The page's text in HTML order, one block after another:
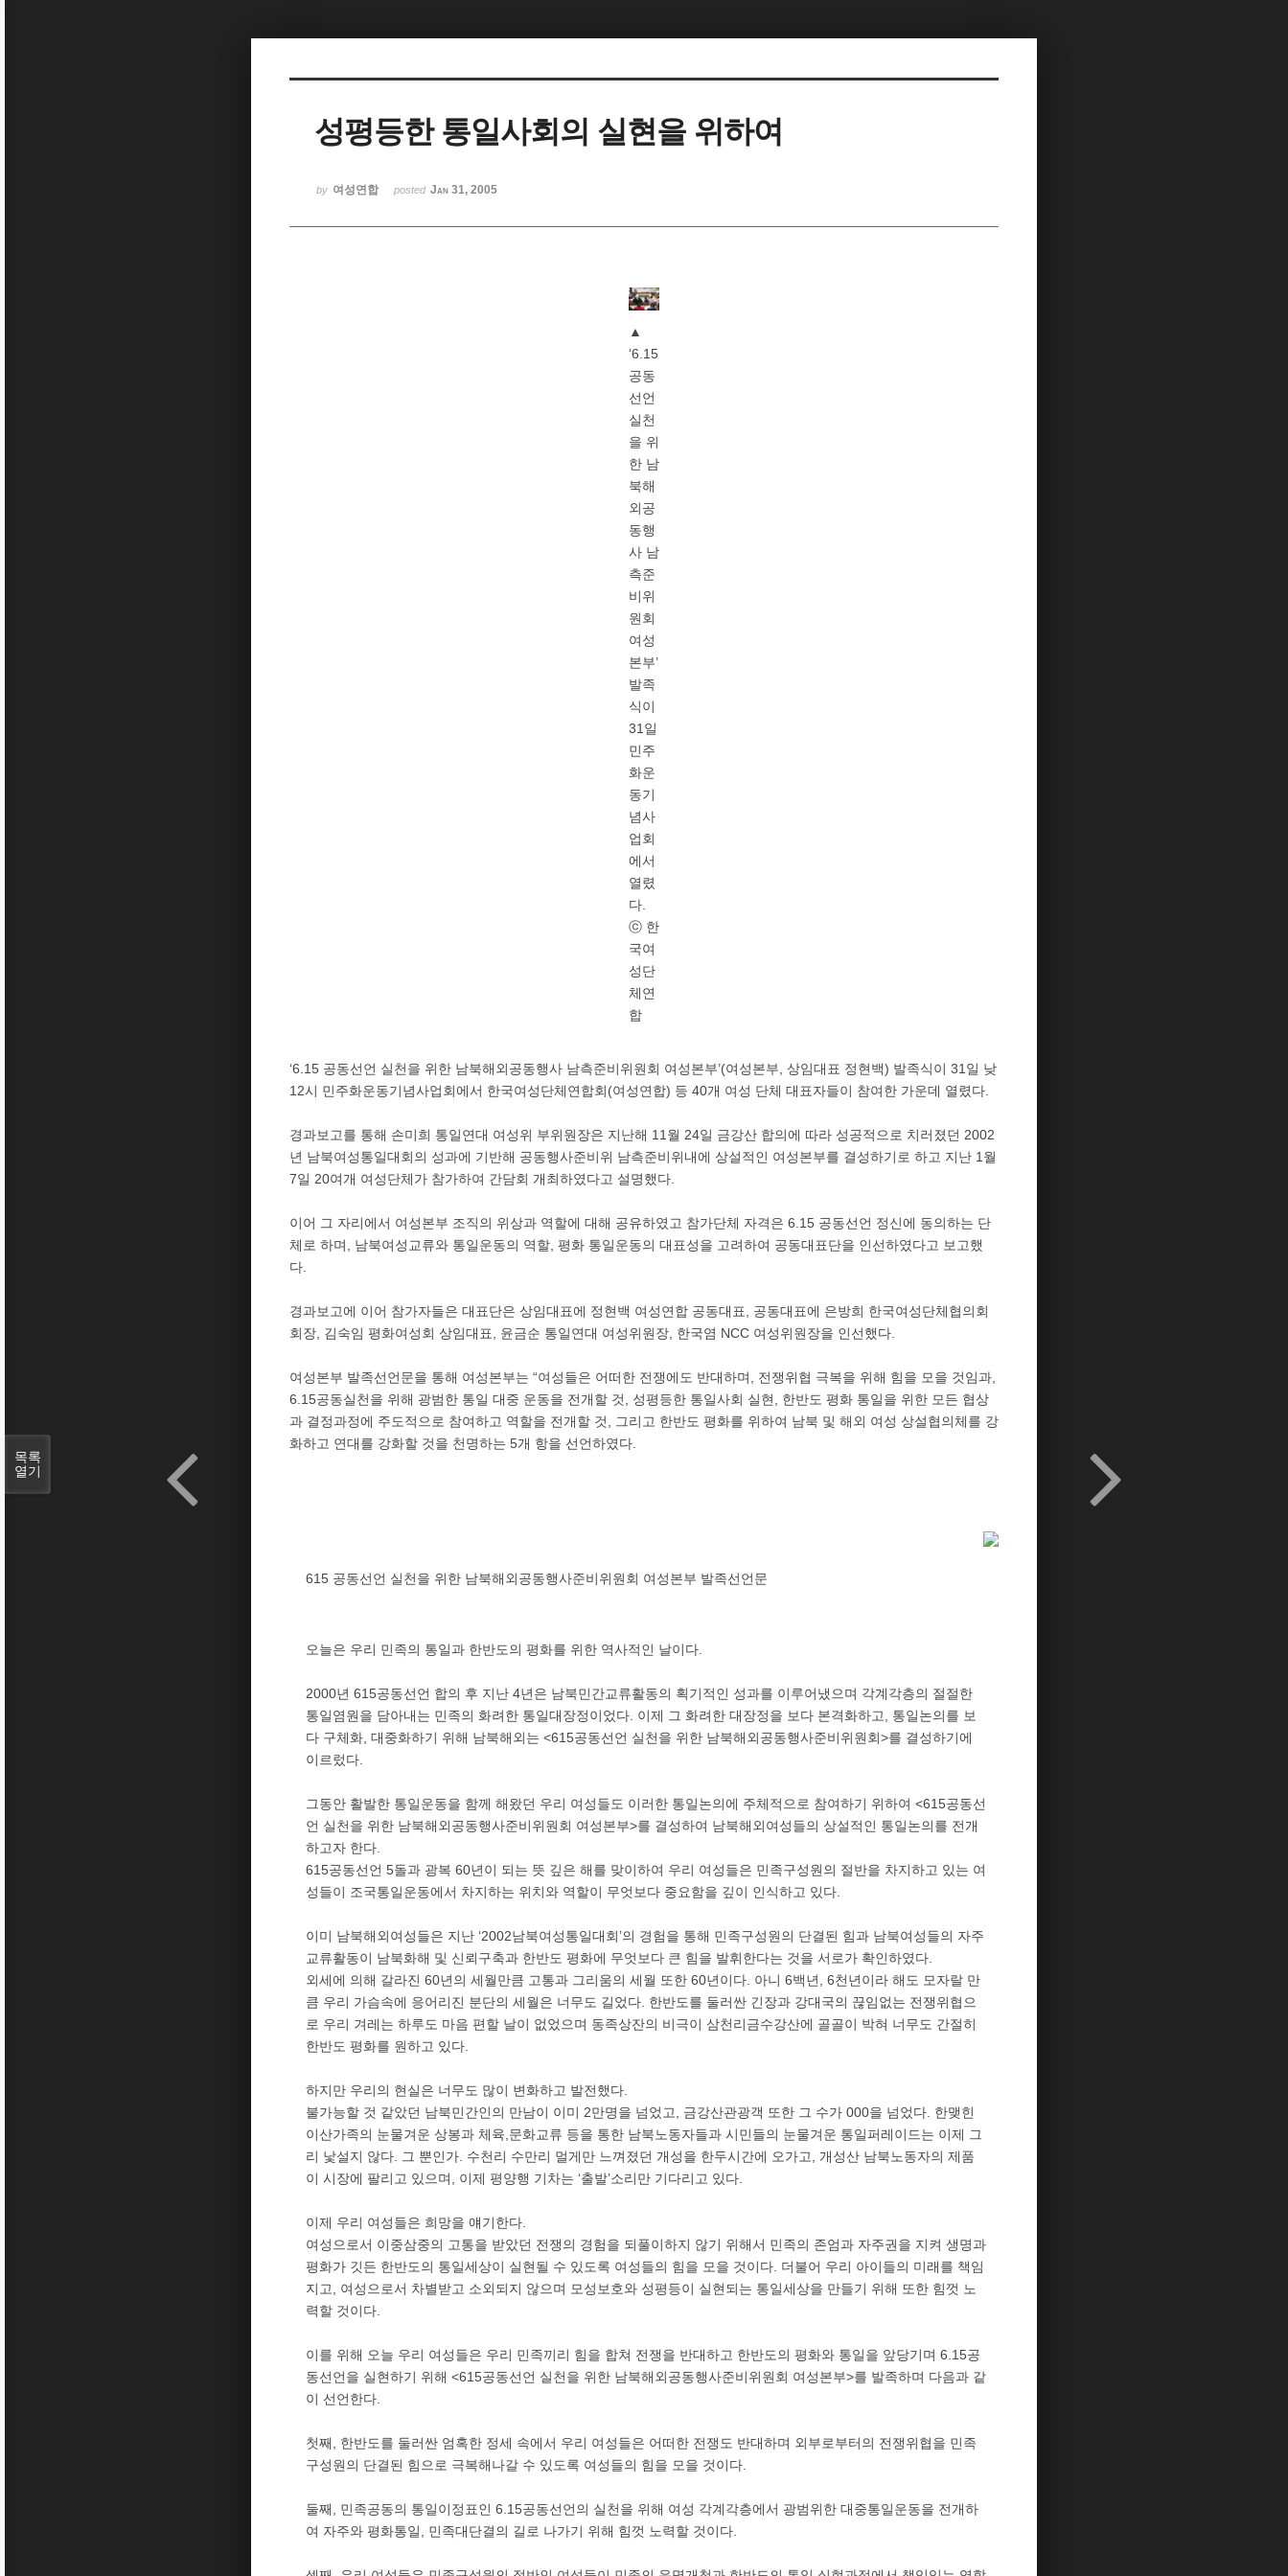
성평등한 통일사회의 실현을 위하여
by 여성연합 posted Jan 31, 2005
▲
‘6.15
공동
선언
실천
을 위
한 남
북해
외공
동행
사 남
측준
비위
원회
여성
본부’
발족
식이
31일
민주
화운
동기
념사
업회
에서
열렸
다.
ⓒ 한
국여
성단
체연
합
‘6.15 공동선언 실천을 위한 남북해외공동행사 남측준비위원회 여성본부’(여성본부, 상임대표 정현백) 발족식이 31일 낮
12시 민주화운동기념사업회에서 한국여성단체연합회(여성연합) 등 40개 여성 단체 대표자들이 참여한 가운데 열렸다.
경과보고를 통해 손미희 통일연대 여성위 부위원장은 지난해 11월 24일 금강산 합의에 따라 성공적으로 치러졌던 2002
년 남북여성통일대회의 성과에 기반해 공동행사준비위 남측준비위내에 상설적인 여성본부를 결성하기로 하고 지난 1월
7일 20여개 여성단체가 참가하여 간담회 개최하였다고 설명했다.
이어 그 자리에서 여성본부 조직의 위상과 역할에 대해 공유하였고 참가단체 자격은 6.15 공동선언 정신에 동의하는 단
체로 하며, 남북여성교류와 통일운동의 역할, 평화 통일운동의 대표성을 고려하여 공동대표단을 인선하였다고 보고했
다.
경과보고에 이어 참가자들은 대표단은 상임대표에 정현백 여성연합 공동대표, 공동대표에 은방희 한국여성단체협의회
회장, 김숙임 평화여성회 상임대표, 윤금순 통일연대 여성위원장, 한국염 NCC 여성위원장을 인선했다.
여성본부 발족선언문을 통해 여성본부는 “여성들은 어떠한 전쟁에도 반대하며, 전쟁위협 극복을 위해 힘을 모을 것임과,
6.15공동실천을 위해 광범한 통일 대중 운동을 전개할 것, 성평등한 통일사회 실현, 한반도 평화 통일을 위한 모든 협상
과 결정과정에 주도적으로 참여하고 역할을 전개할 것, 그리고 한반도 평화를 위하여 남북 및 해외 여성 상설협의체를 강
화하고 연대를 강화할 것을 천명하는 5개 항을 선언하였다.
615 공동선언 실천을 위한 남북해외공동행사준비위원회 여성본부 발족선언문
오늘은 우리 민족의 통일과 한반도의 평화를 위한 역사적인 날이다.
2000년 615공동선언 합의 후 지난 4년은 남북민간교류활동의 획기적인 성과를 이루어냈으며 각계각층의 절절한
통일염원을 담아내는 민족의 화려한 통일대장정이었다. 이제 그 화려한 대장정을 보다 본격화하고, 통일논의를 보
다 구체화, 대중화하기 위해 남북해외는 <615공동선언 실천을 위한 남북해외공동행사준비위원회>를 결성하기에
이르렀다.
그동안 활발한 통일운동을 함께 해왔던 우리 여성들도 이러한 통일논의에 주체적으로 참여하기 위하여 <615공동선
언 실천을 위한 남북해외공동행사준비위원회 여성본부>를 결성하여 남북해외여성들의 상설적인 통일논의를 전개
하고자 한다.
615공동선언 5돌과 광복 60년이 되는 뜻 깊은 해를 맞이하여 우리 여성들은 민족구성원의 절반을 차지하고 있는 여
성들이 조국통일운동에서 차지하는 위치와 역할이 무엇보다 중요함을 깊이 인식하고 있다.
이미 남북해외여성들은 지난 ‘2002남북여성통일대회’의 경험을 통해 민족구성원의 단결된 힘과 남북여성들의 자주
교류활동이 남북화해 및 신뢰구축과 한반도 평화에 무엇보다 큰 힘을 발휘한다는 것을 서로가 확인하였다.
외세에 의해 갈라진 60년의 세월만큼 고통과 그리움의 세월 또한 60년이다. 아니 6백년, 6천년이라 해도 모자랄 만
큼 우리 가슴속에 응어리진 분단의 세월은 너무도 길었다. 한반도를 둘러싼 긴장과 강대국의 끊임없는 전쟁위협으
로 우리 겨레는 하루도 마음 편할 날이 없었으며 동족상잔의 비극이 삼천리금수강산에 골골이 박혀 너무도 간절히
한반도 평화를 원하고 있다.
하지만 우리의 현실은 너무도 많이 변화하고 발전했다.
불가능할 것 같았던 남북민간인의 만남이 이미 2만명을 넘었고, 금강산관광객 또한 그 수가 000을 넘었다. 한맺힌
이산가족의 눈물겨운 상봉과 체육,문화교류 등을 통한 남북노동자들과 시민들의 눈물겨운 통일퍼레이드는 이제 그
리 낯설지 않다. 그 뿐인가. 수천리 수만리 멀게만 느껴졌던 개성을 한두시간에 오가고, 개성산 남북노동자의 제품
이 시장에 팔리고 있으며, 이제 평양행 기차는 ‘출발’소리만 기다리고 있다.
이제 우리 여성들은 희망을 얘기한다.
여성으로서 이중삼중의 고통을 받았던 전쟁의 경험을 되풀이하지 않기 위해서 민족의 존엄과 자주권을 지켜 생명과
평화가 깃든 한반도의 통일세상이 실현될 수 있도록 여성들의 힘을 모을 것이다. 더불어 우리 아이들의 미래를 책임
지고, 여성으로서 차별받고 소외되지 않으며 모성보호와 성평등이 실현되는 통일세상을 만들기 위해 또한 힘껏 노
력할 것이다.
이를 위해 오늘 우리 여성들은 우리 민족끼리 힘을 합쳐 전쟁을 반대하고 한반도의 평화와 통일을 앞당기며 6.15공
동선언을 실현하기 위해 <615공동선언 실천을 위한 남북해외공동행사준비위원회 여성본부>를 발족하며 다음과 같
이 선언한다.
첫째, 한반도를 둘러싼 엄혹한 정세 속에서 우리 여성들은 어떠한 전쟁도 반대하며 외부로부터의 전쟁위협을 민족
구성원의 단결된 힘으로 극복해나갈 수 있도록 여성들의 힘을 모을 것이다.
둘째, 민족공동의 통일이정표인 6.15공동선언의 실천을 위해 여성 각계각층에서 광범위한 대중통일운동을 전개하
여 자주와 평화통일, 민족대단결의 길로 나가기 위해 힘껏 노력할 것이다.
목록
열기
Sketchbook5, 스케치북5
Sketchbook5, 스케치북5